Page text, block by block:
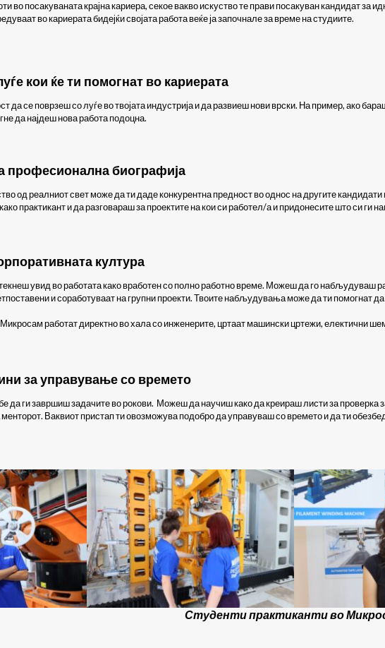
во посакуваната крајна кариера, секое вакво искуство те прави посакуван кандидат
во кариерата бидејќи својата работа веќе ја започнале за време на студиите.
кои ќе ти помогнат во кариерата
да се поврзеш со луѓе во твојата индустрија и да развиеш нови врски. На пример, ако
да најдеш нова работа подоцна.
професионална биографија
од реалниот свет може да ти даде конкурентна предност во однос на другите
практикант и да разговараш за проектите на кои си работел/а и придонесите што си ги
култура
увид во работата како вработен со полно работно време. Можеш да го набљудуваш
и соработуваат на групни проекти. Твоите набљудувања може да ти помогнат
работат директно во хала со инженерите, цртаат машински цртежи, електични
за управување со времето
да ги завршиш задачите во рокови. Можеш да научиш како да креираш листи за проверка
Ваквиот пристап ти овозможува подобро да управуваш со времето и да ти
Студенти практиканти во